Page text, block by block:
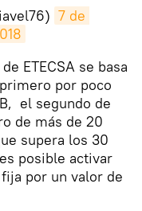
7 de
ETECSA se basa
por poco
el segundo de
de más de 20
supera los 30
posible activar
por un valor de